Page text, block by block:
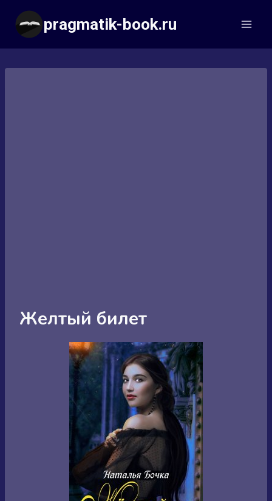
Перейти
содержимому
pragmatik-book.ru
Желтый билет